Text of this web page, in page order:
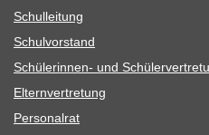
Schul­lei­tung
Schul­vor­stand
Schü­le­rin­nen- und
Eltern­ver­tre­tung
Per­so­nal­rat